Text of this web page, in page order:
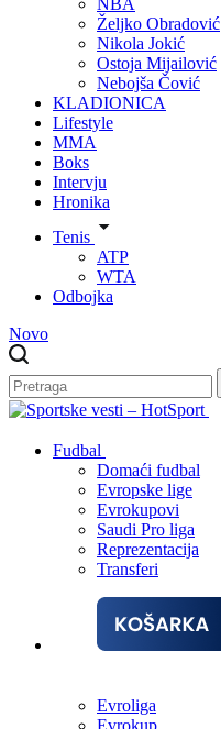
NBA
Željko Obradović
Nikola Jokić
Ostoja Mijailović
Nebojša Čović
KLADIONICA
Lifestyle
MMA
Boks
Intervju
Hronika
Tenis
ATP
WTA
Odbojka
Novo
Fudbal
Domaći fudbal
Evropske lige
Evrokupovi
Saudi Pro liga
Reprezentacija
Transferi
Evroliga
Evrokup